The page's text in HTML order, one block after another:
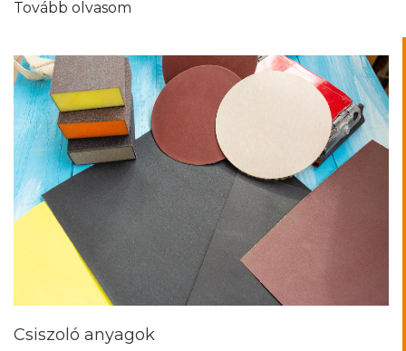
Csiszoló anyagok
található…